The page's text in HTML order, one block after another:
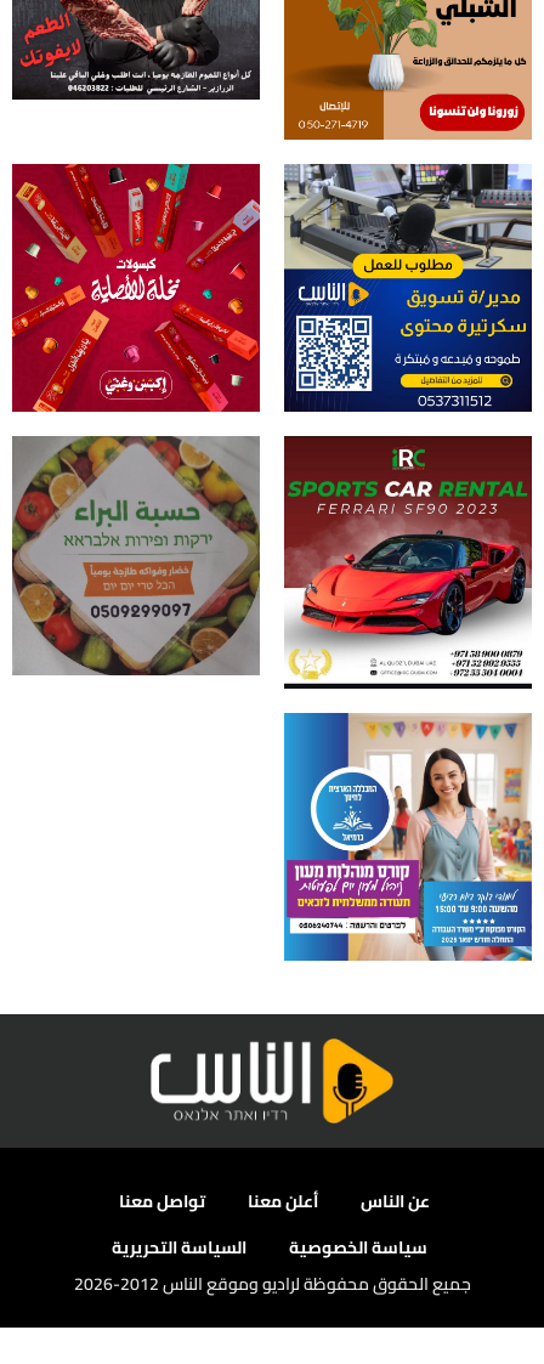
عن الناس أعلن معنا
تواصل معنا
سياسة الخصوصية
السياسة التحريرية
جميع الحقوق محفوظة لراديو وموقع الناس 2012-2026